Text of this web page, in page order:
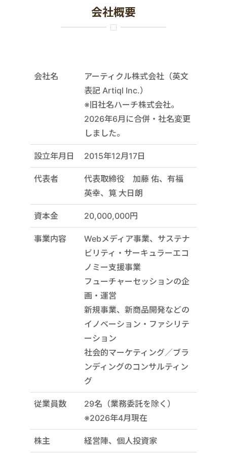
会社概要
会社名
アーティクル株式会社（英文
表記 Artiql Inc.）
※旧社名ハーチ株式会社。
2026年6月に合併・社名変更
しました。
設立年月日 2015年12月17日
代表者
代表取締役 加藤 佑、有福
英幸、筧 大日朗
資本金 20,000,000円
事業内容
Webメディア事業、サステナ
ビリティ・サーキュラーエコ
ノミー支援事業
フューチャーセッションの企
画・運営
新規事業、新商品開発などの
イノベーション・ファシリテ
ーション
社会的マーケティング／ブラ
ンディングのコンサルティン
グ
従業員数
29名（業務委託を除く）
※2026年4月現在
株主 経営陣、個人投資家